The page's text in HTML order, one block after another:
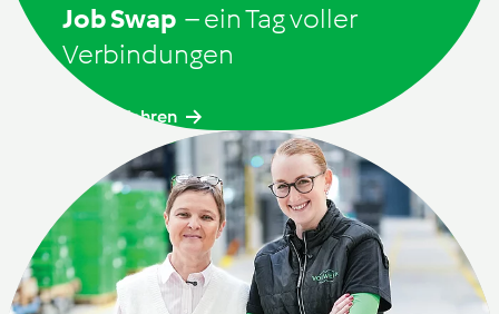
Job Swap – ein Tagvoller
Verbindungen
Mehr erfahren